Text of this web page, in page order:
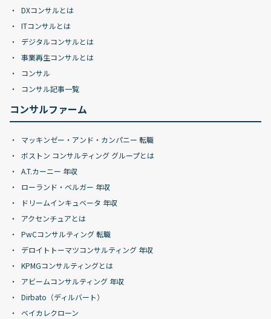
DXコンサルとは
ITコンサルとは
デジタルコンサルとは
事業再生コンサルとは
コンサル
コンサル記事一覧
コンサルファーム
マッキンゼー・アンド・カンパニー 転職
ボストン コンサルティング グループとは
A.T.カーニー 年収
ローランド・ベルガー 年収
ドリームインキュベータ 年収
アクセンチュアとは
PwCコンサルティング 転職
デロイトトーマツコンサルティング 年収
KPMGコンサルティングとは
アビームコンサルティング 年収
Dirbato（ディルバート）
ベイカレクローン